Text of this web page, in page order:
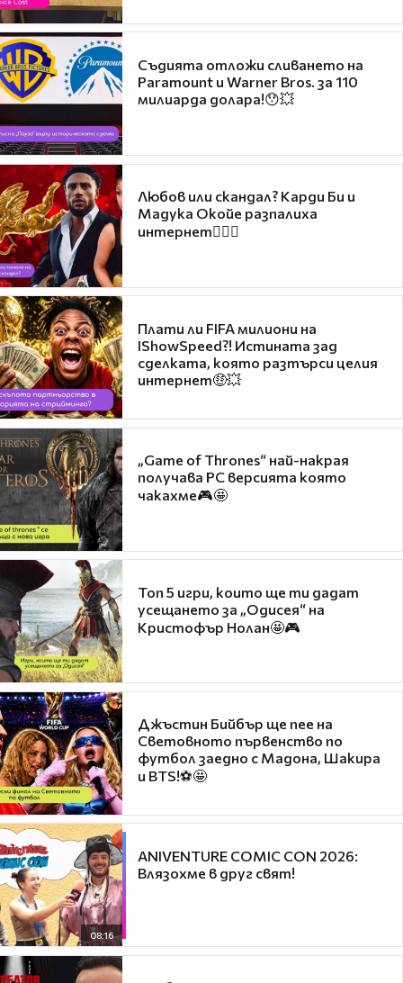
Съдията отложи сливането на
Paramount и Warner Bros. за 110
милиарда долара!😯💥
Любов или скандал? Карди Би и
Мадука Окойе разпалиха
интернет❤️‍🔥🔥
Плати ли FIFA милиони на
IShowSpeed?! Истината зад
сделката, която разтърси целия
интернет🤑💥
„Game of Thrones“ най-накрая
получава PC версията която
чакахме🎮🤩
Топ 5 игри, които ще ти дадат
усещането за „Одисея“ на
Кристофър Нолан🤩🎮
Джъстин Бийбър ще пее на
Световното първенство по
футбол заедно с Мадона, Шакира
и BTS!⚽🤩
08:16
ANIVENTURE COMIC CON 2026:
Влязохме в друг свят!